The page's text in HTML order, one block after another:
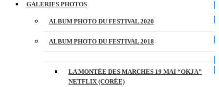
GALERIES PHOTOS
ALBUM PHOTO DU FESTIVAL 2020
ALBUM PHOTO DU FESTIVAL 2018
LA MONTÉE DES MARCHES 19 MAI “OKJA”
NETFLIX (CORÉE)